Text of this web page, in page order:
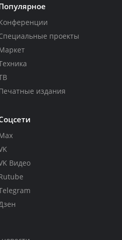
проекты
издания
Видео